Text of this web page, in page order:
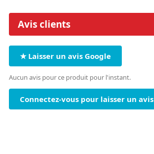
Avis clients
★ Laisser un avis Google
Aucun avis pour ce produit pour l'instant.
Connectez-vous pour laisser un avis